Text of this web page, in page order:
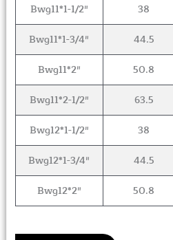
Bwg11*1-1/2″
38
Bwg11*1-3/4″
44.5
Bwg11*2″
50.8
Bwg11*2-1/2″
63.5
Bwg12*1-1/2″
38
Bwg12*1-3/4″
44.5
Bwg12*2″
50.8